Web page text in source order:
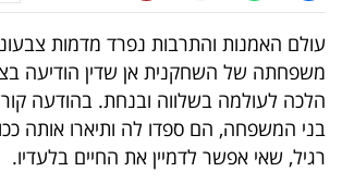
טלוויזיה
עסקי
ספורט
קריירה
עולם האמנות והתרבות נפרד מדמות
משפחתה של השחקנית אן שדין הודיעה
הלכה לעולמה בשלווה ובנחת. בהודעה
בני המשפחה, הם ספדו לה ותיארו אותה
רגיל, שאי אפשר לדמיין את החיים בלעדיו.